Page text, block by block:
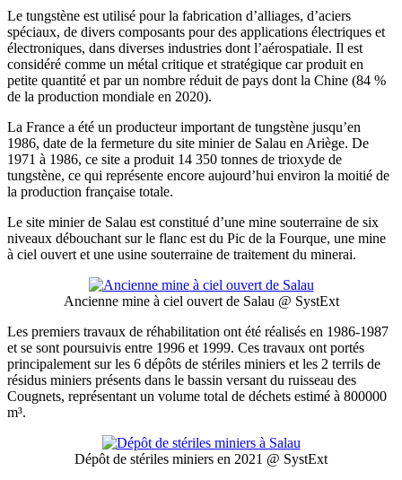
Le tungstène est utilisé pour la fabrication d’alliages, d’aciers
spéciaux, de divers composants pour des applications électriques et
électroniques, dans diverses industries dont l’aérospatiale. Il est
considéré comme un métal critique et stratégique car produit en
petite quantité et par un nombre réduit de pays dont la Chine (84 %
de la production mondiale en 2020).
La France a été un producteur important de tungstène jusqu’en
1986, date de la fermeture du site minier de Salau en Ariège. De
1971 à 1986, ce site a produit 14 350 tonnes de trioxyde de
tungstène, ce qui représente encore aujourd’hui environ la moitié de
la production française totale.
Le site minier de Salau est constitué d’une mine souterraine de six
niveaux débouchant sur le flanc est du Pic de la Fourque, une mine
à ciel ouvert et une usine souterraine de traitement du minerai.
Ancienne mine à ciel ouvert de Salau @ SystExt
Les premiers travaux de réhabilitation ont été réalisés en 1986-1987
et se sont poursuivis entre 1996 et 1999. Ces travaux ont portés
principalement sur les 6 dépôts de stériles miniers et les 2 terrils de
résidus miniers présents dans le bassin versant du ruisseau des
Cougnets, représentant un volume total de déchets estimé à 800000
m³.
Dépôt de stériles miniers en 2021 @ SystExt